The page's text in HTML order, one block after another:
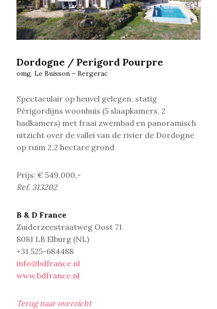
Dordogne / Perigord Pourpre
omg. Le Buisson – Bergerac
Spectaculair op heuvel gelegen, statig
Périgordijns woonhuis (5 slaapkamers, 2
badkamers) met fraai zwembad en panoramisch
uitzicht over de vallei van de rivier de Dordogne
op ruim 2,2 hectare grond
Prijs: € 549.000,-
Ref. 313202
B & D France
Zuiderzeestraatweg Oost 71
8081 LB Elburg (NL)
+31 525-684488
info@bdfrance.nl
www.bdfrance.nl
Terug naar overzicht